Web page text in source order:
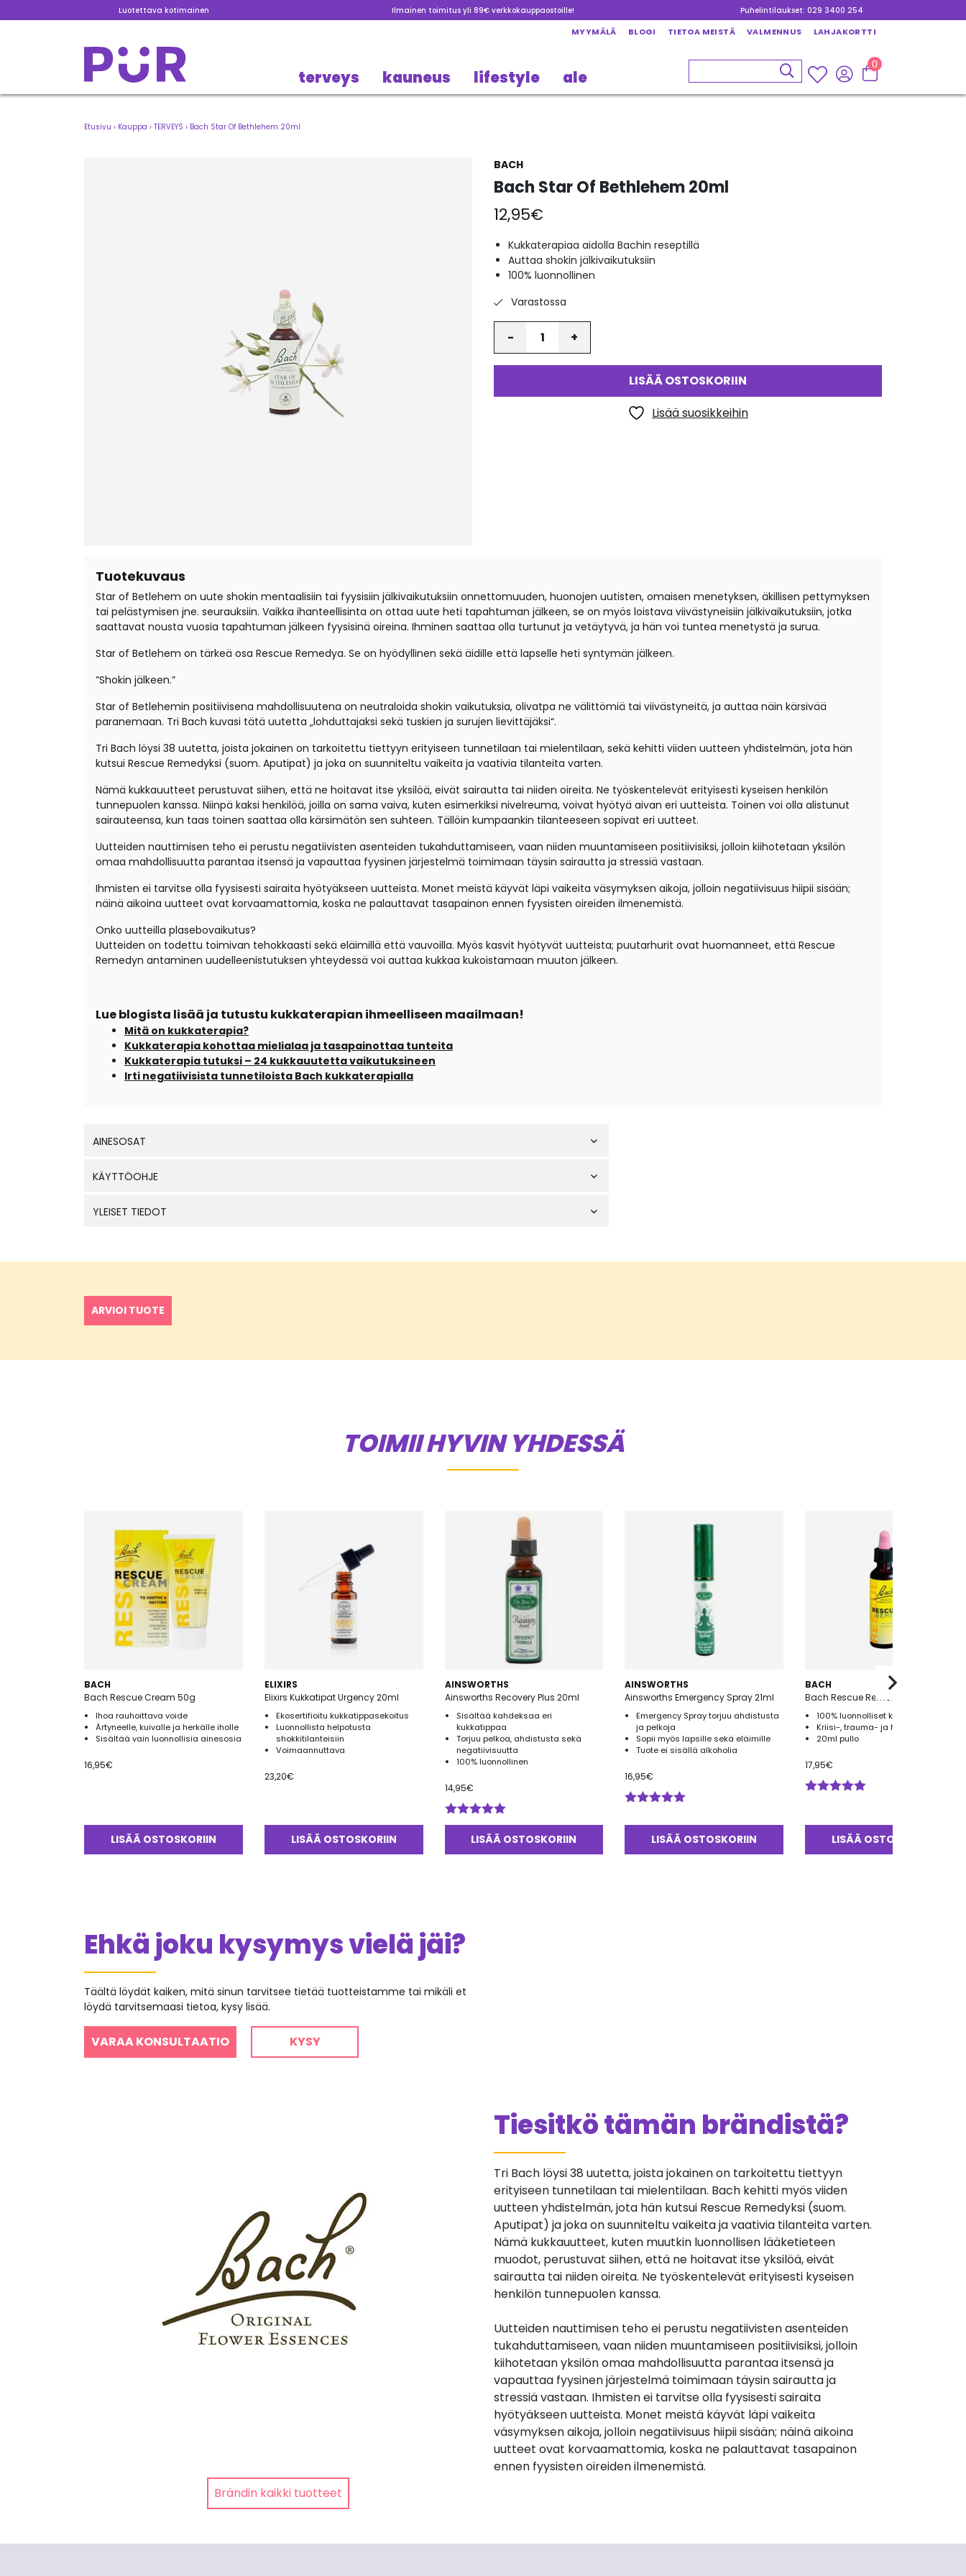
Luotettava kotimainen Ilmainen toimitus yli 89€ verkkokauppaostoille! Puhelintilaukset: 029 3400 254
MYYMÄLÄ BLOGI TIETOA MEISTÄ VALMENNUS LAHJAKORTTI
terveys kauneus lifestyle ale
0
Etusivu › Kauppa › TERVEYS › Bach Star Of Bethlehem 20ml
BACH
Bach Star Of Bethlehem 20ml
12,95€
Kukkaterapiaa aidolla Bachin reseptillä
Auttaa shokin jälkivaikutuksiin
100% luonnollinen
Varastossa
LISÄÄ OSTOSKORIIN
Lisää suosikkeihin
Tuotekuvaus
Star of Betlehem on uute shokin mentaalisiin tai fyysisiin jälkivaikutuksiin onnettomuuden, huonojen uutisten, omaisen menetyksen, äkillisen pettymyksen
tai pelästymisen jne. seurauksiin. Vaikka ihanteellisinta on ottaa uute heti tapahtuman jälkeen, se on myös loistava viivästyneisiin jälkivaikutuksiin, jotka
saattavat nousta vuosia tapahtuman jälkeen fyysisinä oireina. Ihminen saattaa olla turtunut ja vetäytyvä, ja hän voi tuntea menetystä ja surua.
Star of Betlehem on tärkeä osa Rescue Remedya. Se on hyödyllinen sekä äidille että lapselle heti syntymän jälkeen.
”Shokin jälkeen.”
Star of Betlehemin positiivisena mahdollisuutena on neutraloida shokin vaikutuksia, olivatpa ne välittömiä tai viivästyneitä, ja auttaa näin kärsivää
paranemaan. Tri Bach kuvasi tätä uutetta „lohduttajaksi sekä tuskien ja surujen lievittäjäksi“.
Tri Bach löysi 38 uutetta, joista jokainen on tarkoitettu tiettyyn erityiseen tunnetilaan tai mielentilaan, sekä kehitti viiden uutteen yhdistelmän, jota hän
kutsui Rescue Remedyksi (suom. Aputipat) ja joka on suunniteltu vaikeita ja vaativia tilanteita varten.
Nämä kukkauutteet perustuvat siihen, että ne hoitavat itse yksilöä, eivät sairautta tai niiden oireita. Ne työskentelevät erityisesti kyseisen henkilön
tunnepuolen kanssa. Niinpä kaksi henkilöä, joilla on sama vaiva, kuten esimerkiksi nivelreuma, voivat hyötyä aivan eri uutteista. Toinen voi olla alistunut
sairauteensa, kun taas toinen saattaa olla kärsimätön sen suhteen. Tällöin kumpaankin tilanteeseen sopivat eri uutteet.
Uutteiden nauttimisen teho ei perustu negatiivisten asenteiden tukahduttamiseen, vaan niiden muuntamiseen positiivisiksi, jolloin kiihotetaan yksilön
omaa mahdollisuutta parantaa itsensä ja vapauttaa fyysinen järjestelmä toimimaan täysin sairautta ja stressiä vastaan.
Ihmisten ei tarvitse olla fyysisesti sairaita hyötyäkseen uutteista. Monet meistä käyvät läpi vaikeita väsymyksen aikoja, jolloin negatiivisuus hiipii sisään;
näinä aikoina uutteet ovat korvaamattomia, koska ne palauttavat tasapainon ennen fyysisten oireiden ilmenemistä.
Onko uutteilla plasebovaikutus?
Uutteiden on todettu toimivan tehokkaasti sekä eläimillä että vauvoilla. Myös kasvit hyötyvät uutteista; puutarhurit ovat huomanneet, että Rescue
Remedyn antaminen uudelleenistutuksen yhteydessä voi auttaa kukkaa kukoistamaan muuton jälkeen.
Lue blogista lisää ja tutustu kukkaterapian ihmeelliseen maailmaan!
Mitä on kukkaterapia?
Kukkaterapia kohottaa mielialaa ja tasapainottaa tunteita
Kukkaterapia tutuksi – 24 kukkauutetta vaikutuksineen
Irti negatiivisista tunnetiloista Bach kukkaterapialla
AINESOSAT
KÄYTTÖOHJE
YLEISET TIEDOT
ARVIOI TUOTE
TOIMII HYVIN YHDESSÄ
BACH
Bach Rescue Cream 50g
Ihoa rauhoittava voide
Ärtyneelle, kuivalle ja herkälle iholle
Sisältää vain luonnollisia ainesosia
16,95€
LISÄÄ OSTOSKORIIN
ELIXIRS
Elixirs Kukkatipat Urgency 20ml
Ekosertifioitu kukkatippasekoitus
Luonnollista helpotusta
shokkitilanteisiin
Voimaannuttava
23,20€
LISÄÄ OSTOSKORIIN
AINSWORTHS
Ainsworths Recovery Plus 20ml
Sisältää kahdeksaa eri
kukkatippaa
Torjuu pelkoa, ahdistusta sekä
negatiivisuutta
100% luonnollinen
14,95€
Arvostelu
tuotteesta:
LISÄÄ OSTOSKORIIN
AINSWORTHS
Ainsworths Emergency Spray 21ml
Emergency Spray torjuu ahdistusta
ja pelkoja
Sopii myös lapsille sekä eläimille
Tuote ei sisällä alkoholia
16,95€
tuotteesta:
/ 5
LISÄÄ OSTOSKORIIN
BACH
Bach Rescue Remedy 20ml
100% luonnolliset kukkatipat
Kriisi-, trauma- ja hätätilanteisiin
20ml pullo
17,95€
5.00/ 5
LISÄÄ OSTOSKORIIN
Ehkä joku kysymys vielä jäi?
Täältä löydät kaiken, mitä sinun tarvitsee tietää tuotteistamme tai mikäli et
löydä tarvitsemaasi tietoa, kysy lisää.
VARAA KONSULTAATIO KYSY
Brändin kaikki tuotteet
Tiesitkö tämän brändistä?
Tri Bach löysi 38 uutetta, joista jokainen on tarkoitettu tiettyyn
erityiseen tunnetilaan tai mielentilaan. Bach kehitti myös viiden
uutteen yhdistelmän, jota hän kutsui Rescue Remedyksi (suom.
Aputipat) ja joka on suunniteltu vaikeita ja vaativia tilanteita varten.
Nämä kukkauutteet, kuten muutkin luonnollisen lääketieteen
muodot, perustuvat siihen, että ne hoitavat itse yksilöä, eivät
sairautta tai niiden oireita. Ne työskentelevät erityisesti kyseisen
henkilön tunnepuolen kanssa.
Uutteiden nauttimisen teho ei perustu negatiivisten asenteiden
tukahduttamiseen, vaan niiden muuntamiseen positiivisiksi, jolloin
kiihotetaan yksilön omaa mahdollisuutta parantaa itsensä ja
vapauttaa fyysinen järjestelmä toimimaan täysin sairautta ja
stressiä vastaan. Ihmisten ei tarvitse olla fyysisesti sairaita
hyötyäkseen uutteista. Monet meistä käyvät läpi vaikeita
väsymyksen aikoja, jolloin negatiivisuus hiipii sisään; näinä aikoina
uutteet ovat korvaamattomia, koska ne palauttavat tasapainon
ennen fyysisten oireiden ilmenemistä.